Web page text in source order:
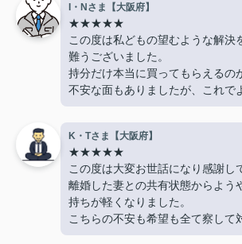
I・Nさま【大阪府】
★★★★★
この度は私どもの望むような解決
難うございました。
持分だけ本当に買ってもらえるの
不安な面もありましたが、これで
なくなり心が軽くなりました。
上村さん、有難うございました。
K・Tさま【大阪府】
★★★★★
この度は大変お世話になり感謝し
離婚した妻との共有状態からよう
持ちが軽くなりました。
こちらの不安も希望も全て察して
た心遣いに感謝しかありません。